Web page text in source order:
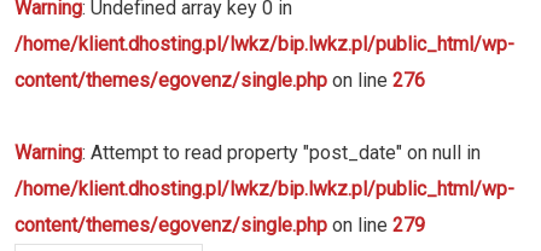
Warning: Undefined array key 0 in
/home/klient.dhosting.pl/lwkz/bip.lwkz.pl/public_html/wp-
content/themes/egovenz/single.php on line 276
Warning: Attempt to read property "post_date" on null in
/home/klient.dhosting.pl/lwkz/bip.lwkz.pl/public_html/wp-
content/themes/egovenz/single.php on line 279